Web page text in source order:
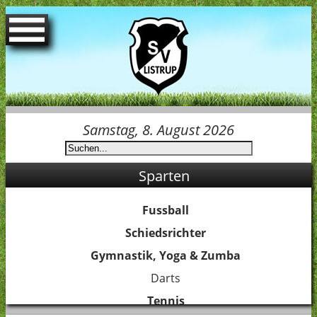
Startseite
Spielpläne
Termine
Der Verein
Jubiläum 75 Jahre SVL
Sponsoren
Samstag, 8. August 2026
Sparten
Fussball
Schiedsrichter
Gymnastik, Yoga & Zumba
Darts
Tennis